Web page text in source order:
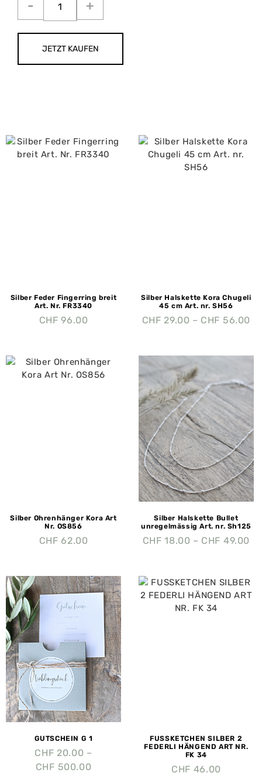
JETZT KAUFEN
Silber Feder Fingerring breit
Art. Nr. FR3340
CHF 96.00
Silber Halskette Kora Chugeli
45 cm Art. nr. SH56
CHF 29.00 – CHF 56.00
Silber Ohrenhänger Kora Art
Nr. OS856
CHF 62.00
Silber Halskette Bullet
unregelmässig Art. nr. Sh125
CHF 18.00 – CHF 49.00
GUTSCHEIN G 1
CHF 20.00 –
CHF 500.00
FUSSKETCHEN SILBER 2
FEDERLI HÄNGEND ART NR.
FK 34
CHF 46.00